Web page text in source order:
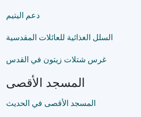
دعم اليتيم
السلل الغذائية للعائلات المقدسية
غرس شتلات زيتون في القدس
المسجد الأقصى
المسجد الأقصى في الحديث